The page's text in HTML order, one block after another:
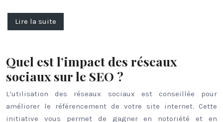
Lire la suite
Quel est l’impact des réseaux
sociaux sur le SEO ?
L’utilisation des réseaux sociaux est conseillée pour
améliorer le référencement de votre site internet. Cette
initiative vous permet de gagner en notoriété et en